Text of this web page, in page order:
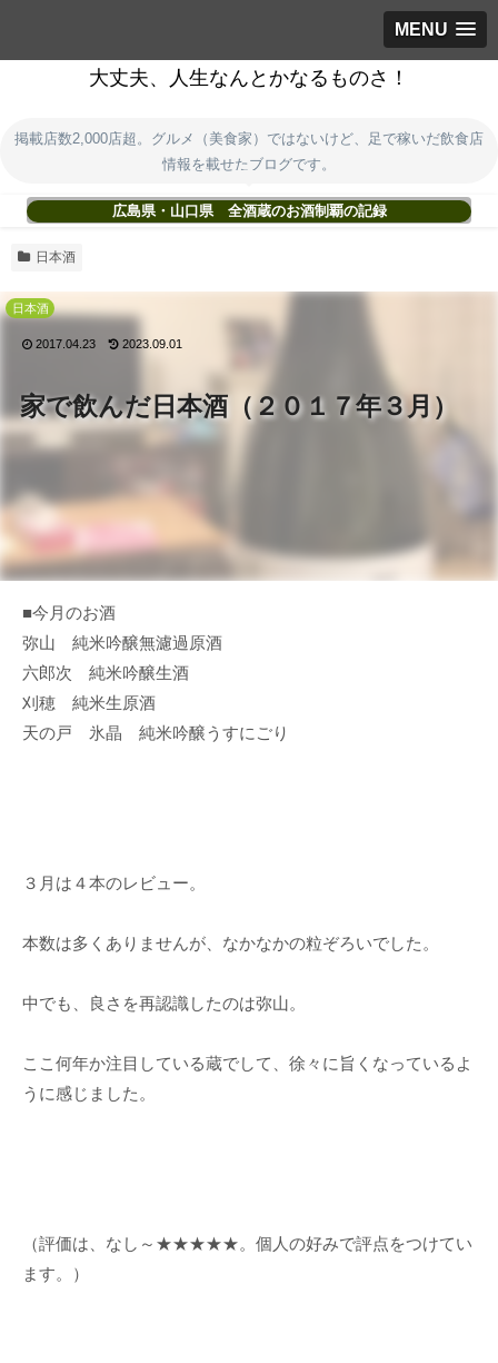
MENU
大丈夫、人生なんとかなるものさ！
掲載店数2,000店超。グルメ（美食家）ではないけど、足で稼いだ飲食店
情報を載せたブログです。
広島県・山口県 全酒蔵のお酒制覇の記録
日本酒
家で飲んだ日本酒（２０１７年３月）
日本酒
2017.04.23 2023.09.01
■今月のお酒
弥山 純米吟醸無濾過原酒
六郎次 純米吟醸生酒
刈穂 純米生原酒
天の戸 氷晶 純米吟醸うすにごり
３月は４本のレビュー。
本数は多くありませんが、なかなかの粒ぞろいでした。
中でも、良さを再認識したのは弥山。
ここ何年か注目している蔵でして、徐々に旨くなっているよ
うに感じました。
（評価は、なし～★★★★★。個人の好みで評点をつけてい
ます。）